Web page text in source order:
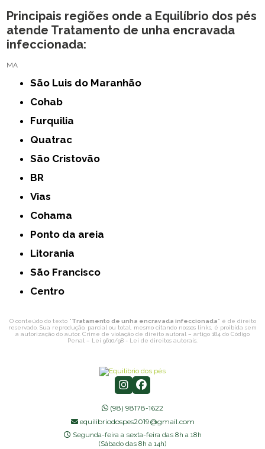
Principais regiões onde a Equilíbrio dos pés
atende Tratamento de unha encravada
infeccionada:
MA
São Luis do Maranhão
Cohab
Furquilia
Quatrac
São Cristovão
BR
Vias
Cohama
Ponto da areia
Litorania
São Francisco
Centro
O conteúdo do texto "Tratamento de unha encravada infeccionada" é de direito
reservado. Sua reprodução, parcial ou total, mesmo citando nossos links, é proibida sem
a autorização do autor. Crime de violação de direito autoral – artigo 184 do Código
Penal – Lei 9610/98 - Lei de direitos autorais
(98) 98178-1622
equilibriodospes2019@gmail.com
Segunda-feira a sexta-feira das 8h a 18h
(Sábado das 8h a 14h)